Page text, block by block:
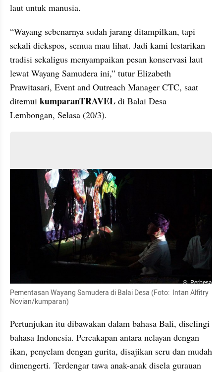
laut untuk manusia.
“Wayang sebenarnya sudah jarang ditampilkan, tapi
sekali diekspos, semua mau lihat. Jadi kami lestarikan
tradisi sekaligus menyampaikan pesan konservasi laut
lewat Wayang Samudera ini,” tutur Elizabeth
Prawitasari, Event and Outreach Manager CTC, saat
ditemui kumparanTRAVEL di Balai Desa
Lembongan, Selasa (20/3).
Perbesar
Pementasan Wayang Samudera di Balai Desa (Foto:  Intan Alfitry
Novian/kumparan)
Pertunjukan itu dibawakan dalam bahasa Bali, diselingi
bahasa Indonesia. Percakapan antara nelayan dengan
ikan, penyelam dengan gurita, disajikan seru dan mudah
dimengerti. Terdengar tawa anak-anak disela gurauan